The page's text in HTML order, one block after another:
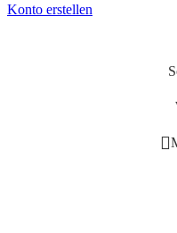
Konto erstellen